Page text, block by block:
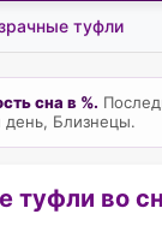
туфли
сна в %.
день, Близнецы.
туфли во